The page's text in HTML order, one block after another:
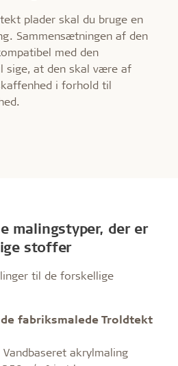
plader skal du bruge en
Sammensætningen af den
med den
sige, at den skal være af
i forhold til
malingstyper, der er
stoffer
til de forskellige
fabriksmalede Troldtekt
akrylmaling